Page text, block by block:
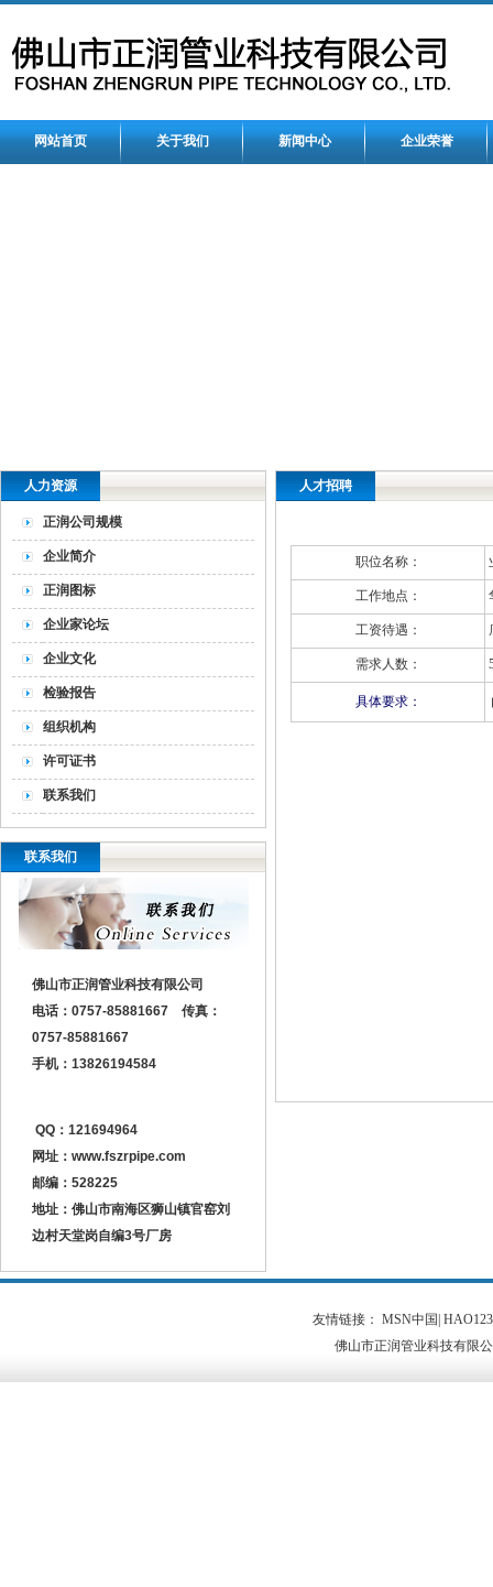
网站首页 关于我们 新闻中心 企业荣誉
人力资源
正润公司规模
企业简介
正润图标
企业家论坛
企业文化
检验报告
组织机构
许可证书
联系我们
联系我们
佛山市正润管业科技有限公司
电话：0757-85881667 传真：
0757-85881667
手机：13826194584
QQ：121694964
网址： www.fszrpipe.com
邮编：528225
地址：佛山市南海区狮山镇官窑刘
边村天堂岗自编3号厂房
人才招聘
职位名称：
工作地点：
工资待遇：
需求人数：
具体要求：
友情链接： MSN中国 HAO123
佛山市正润管业科技有限